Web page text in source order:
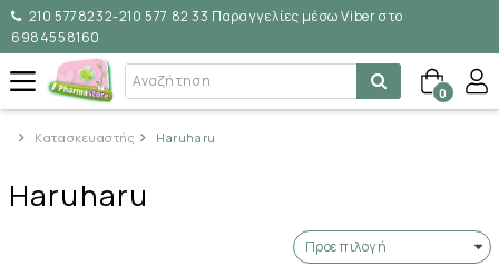
210 5778232-210 577 82 33 Παραγγελίες μέσω Viber στο
6984558160
0
Κατασκευαστής Haruharu
Haruharu